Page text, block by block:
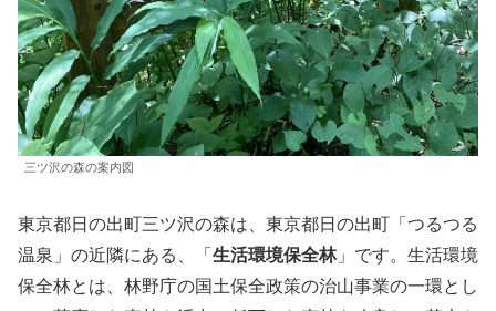
三ツ沢の森の案内図
東京都日の出町三ツ沢の森は、東京都日の出町「つるつる
温泉」の近隣にある、「 生活環境保全林」です。生活環境
保全林とは、林野庁の国土保全政策の治山事業の一環とし